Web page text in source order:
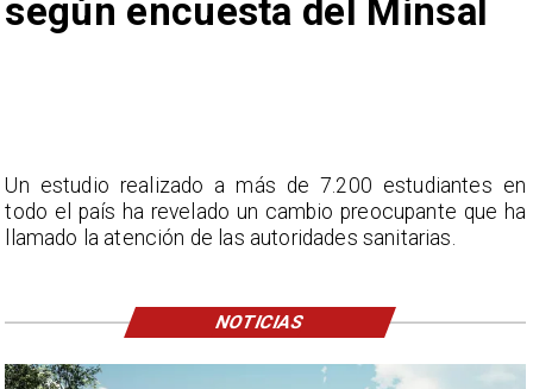
según encuesta del Minsal
Un estudio realizado a más de 7.200 estudiantes en
todo el país ha revelado un cambio preocupante que ha
llamado la atención de las autoridades sanitarias.
NOTICIAS